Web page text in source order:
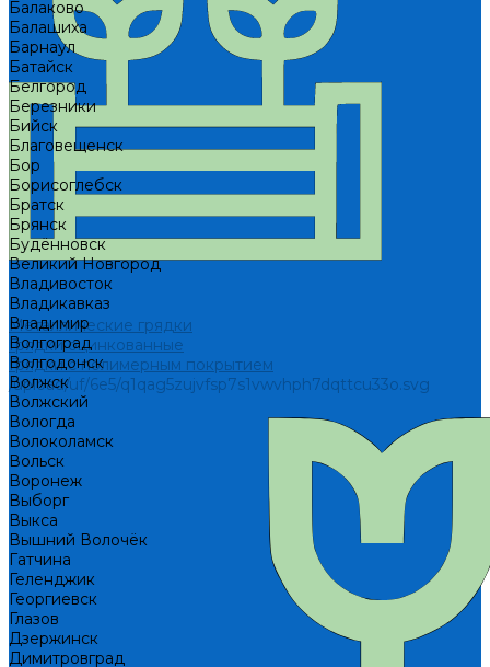
Балаково
Балашиха
Барнаул
Батайск
Белгород
Березники
Бийск
Благовещенск
Бор
Борисоглебск
Братск
Брянск
Будённовск
Великий Новгород
Владивосток
Владикавказ
Владимир
Волгоград
Волгодонск
Волжск
Волжский
Вологда
Волоколамск
Вольск
Воронеж
Выборг
Выкса
Вышний Волочёк
Гатчина
Геленджик
Георгиевск
Глазов
Дзержинск
Димитровград
Металлические грядки
Грядки оцинкованные
Грядки с полимерным покрытием
/upload/uf/6e5/q1qag5zujvfsp7s1vwvhph7dqttcu33o.svg